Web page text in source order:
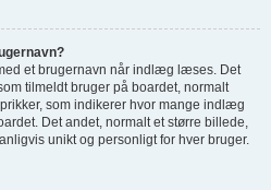
et brugernavn når indlæg læses. Det
tilmeldt bruger på boardet, normalt
som indikerer hvor mange indlæg
Det andet, normalt et større billede,
unikt og personligt for hver bruger.